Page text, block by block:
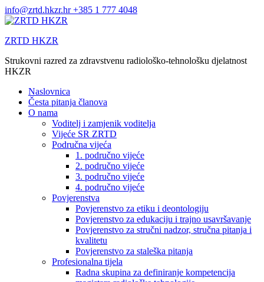
Skip
to
info@zrtd.hkzr.hr+385 1 777 4048
ZRTD HKZR
Strukovni razred za zdravstvenu radiološko-tehnološku djelatnost
HKZR
Naslovnica
Česta pitanja članova
O nama
Voditelj i zamjenik voditelja
Vijeće SR ZRTD
Područna vijeća
1. područno vijeće
2. područno vijeće
3. područno vijeće
4. područno vijeće
Povjerenstva
Povjerenstvo za etiku i deontologiju
Povjerenstvo za edukaciju i trajno usavršavanje
Povjerenstvo za stručni nadzor, stručna pitanja i
kvalitetu
Povjerenstvo za staleška pitanja
Profesionalna tijela
Radna skupina za definiranje kompetencija